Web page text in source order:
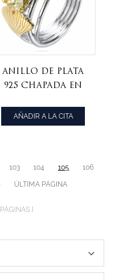
Anillo de plata
925 chapada en
diamante
amarillo de 2,0
AÑADIR A LA CITA
103 104 105 106
ÚLTIMA PÁGINA
PÁGINAS